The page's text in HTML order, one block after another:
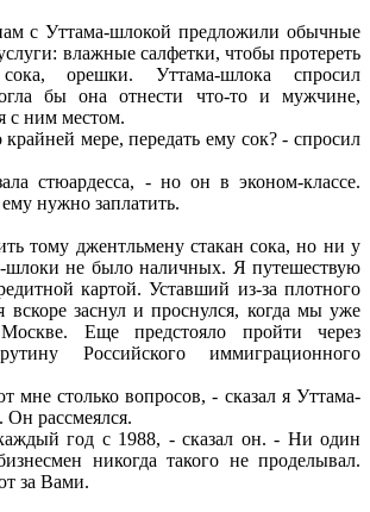
с Уттама-шлокой предложили обычные
влажные салфетки, чтобы протереть
орешки. Уттама-шлока спросил
бы она отнести что-то и мужчине,
с ним местом.
мере, передать ему сок? - спросил
стюардесса, - но он в эконом-классе.
нужно заплатить.
тому джентльмену стакан сока, но ни у
шлоки не было наличных. Я путешествую
картой. Уставший из-за плотного
вскоре заснул и проснулся, когда мы уже
Еще предстояло пройти через
Российского иммиграционного
мне столько вопросов, - сказал я Уттама-
Он рассмеялся.
год с 1988, - сказал он. - Ни один
никогда такого не проделывал.
за Вами.